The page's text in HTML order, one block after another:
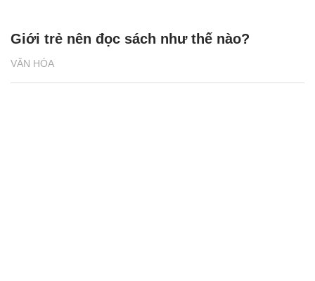
VĂN HÓA
Giới trẻ nên đọc sách như thế nào?